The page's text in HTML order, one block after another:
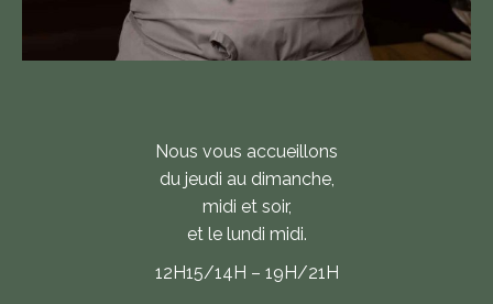
Nous vous accueillons
du jeudi au dimanche,
midi et soir,
et le lundi midi.
12H15/14H – 19H/21H